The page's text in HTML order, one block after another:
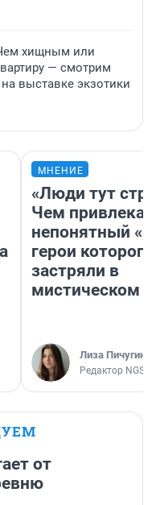
хищным или
— смотрим
выставке экзотики
МНЕНИЕ
«Люди тут
Чем
непонятный
герои которого
застряли в
мистическом
Лиза Пичугина
Редактор
от